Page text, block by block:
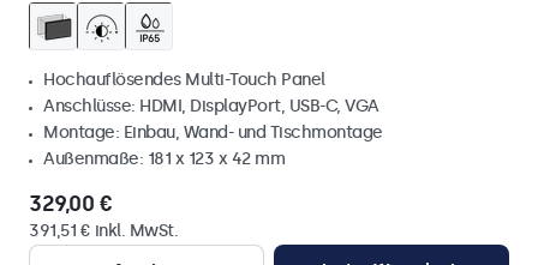
Hochauflösendes Multi-Touch Panel
Anschlüsse: HDMI, DisplayPort, USB-C, VGA
Montage: Einbau, Wand- und Tischmontage
Außenmaße: 181 x 123 x 42 mm
329,00 €
391,51 € inkl. MwSt.